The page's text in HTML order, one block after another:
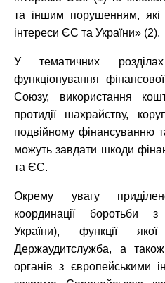
та іншим порушенням, які
інтереси ЄС та України» (2).
У тематичних
функціонування
Союзу, використання
протидії шахрайству,
подвійному
можуть завдати шкоди
та ЄС.
Окрему увагу
координації боротьби
України), функції
Держаудитслужба, а також
органів з європейськими